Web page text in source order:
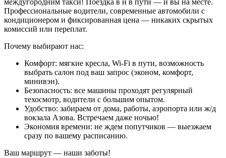
междугородним такси! Поездка в и в пути — и вы на месте.
Профессиональные водители, современные автомобили с
кондиционером и фиксированная цена — никаких скрытых
комиссий или переплат.
Почему выбирают нас:
Комфорт: мягкие кресла, Wi-Fi в пути, возможность
выбрать салон под ваш запрос (эконом, комфорт,
минивэн).
Безопасность: все машины проходят регулярный
техосмотр, водители с большим опытом.
Удобство: забираем от дома, работы, аэропорта или ж/д
вокзала Азова. Встречаем даже ночью!
Экономия времени: не ждем попутчиков — выезжаем
сразу по вашему расписанию.
Ваш маршрут — наши заботы!